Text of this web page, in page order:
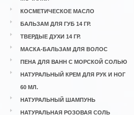
КОСМЕТИЧЕСКОЕ МАСЛО
БАЛЬЗАМ ДЛЯ ГУБ 14 ГР.
ТВЕРДЫЕ ДУХИ 14 ГР.
МАСКА-БАЛЬЗАМ ДЛЯ ВОЛОС
ПЕНА ДЛЯ ВАНН С МОРСКОЙ СОЛЬЮ
НАТУРАЛЬНЫЙ КРЕМ ДЛЯ РУК И НОГ
60 МЛ.
НАТУРАЛЬНЫЙ ШАМПУНЬ
НАТУРАЛЬНАЯ РОЗОВАЯ СОЛЬ